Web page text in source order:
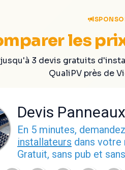
les
3 devis gratuits
QualiPV près de
Devis
En 5 minutes, demandez
installateurs dans votre
Gratuit, sans pub et